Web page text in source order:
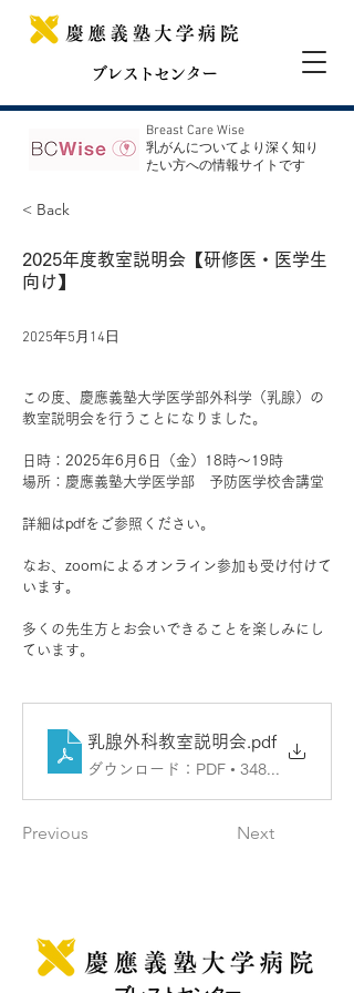
ブレストセンター
Breast Care Wise
​乳がんについてより深く知り
たい方への情報サイトです
< Back
2025年度教室説明会【研修医・医学生
向け】
2025年5月14日
この度、慶應義塾大学医学部外科学（乳腺）の
教室説明会を行うことになりました。
日時：2025年6月6日（金）18時～19時
場所：慶應義塾大学医学部　予防医学校舎講堂
詳細はpdfをご参照ください。
なお、 zoomによるオンライン参加も受け付けて
います。
多くの先生方とお会いできることを楽しみにし
ています。
乳腺外科教室説明会 .pdf
ダウンロード：PDF • 348KB
Previous Next